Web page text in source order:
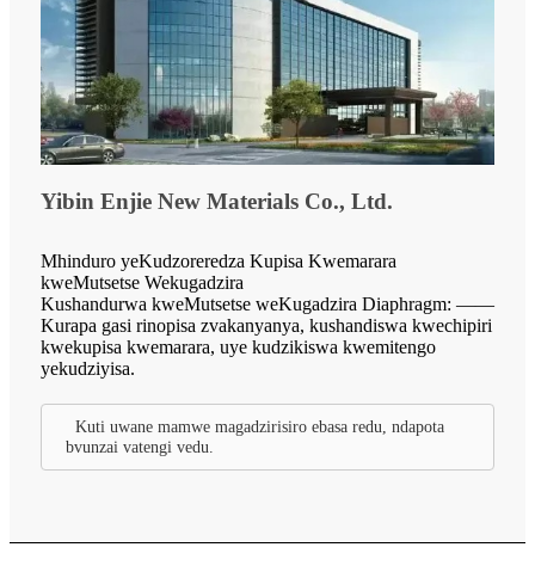
Yibin Enjie New Materials Co., Ltd.
Mhinduro yeKudzoreredza Kupisa Kwemarara
kweMutsetse Wekugadzira
Kushandurwa kweMutsetse weKugadzira Diaphragm: ——
Kurapa gasi rinopisa zvakanyanya, kushandiswa kwechipiri
kwekupisa kwemarara, uye kudzikiswa kwemitengo
yekudziyisa.
Kuti uwane mamwe magadzirisiro ebasa redu, ndapota
bvunzai vatengi vedu.